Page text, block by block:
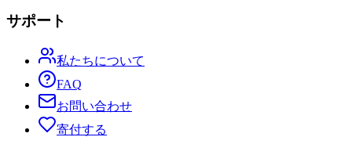
サポート
私たちについて
FAQ
お問い合わせ
寄付する